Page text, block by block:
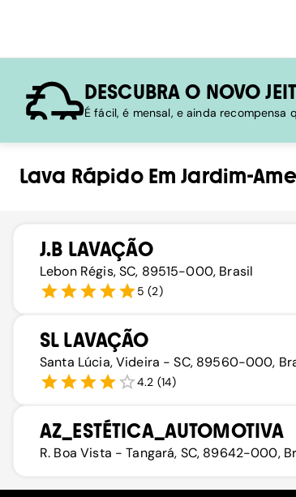
DESCUBRA O NOVO
É fácil, é mensal, e ainda recompensa
Lava RápidoEmJardim-
J.B LAVAÇÃO
Lebon Régis, SC, 89515-000, Brasil
5 (2)
SL LAVAÇÃO
Santa Lúcia, Videira - SC, 89560-000,
4.2 (14)
AZ_ESTÉTICA_AUTOMOTIVA
R. Boa Vista - Tangará, SC, 89642-000,